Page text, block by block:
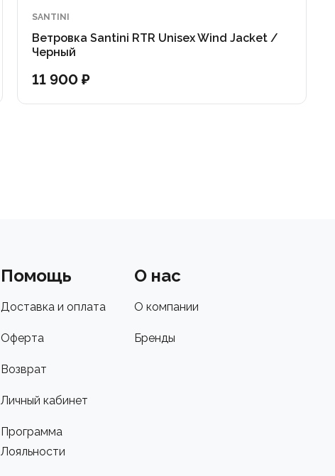
SANTINI
Ветровка Santini RTR Unisex Wind Jacket /
Черный
11 900 ₽
Помощь
Доставка и оплата
Оферта
Возврат
Личный кабинет
Программа
Лояльности
О нас
О компании
Бренды